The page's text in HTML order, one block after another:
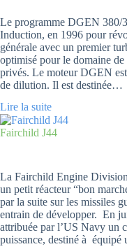
Le programme DGEN 380/
Induction, en 1996 pour
générale avec un premier
optimisé pour le domaine
privés. Le moteur DGEN
de dilution. Il est destinée…
Lire la suite
Fairchild J44
La Fairchild Engine
un petit réacteur “bon
par la suite sur les missiles
entrain de développer. En
attribuée par l’US Navy un
puissance, destiné à